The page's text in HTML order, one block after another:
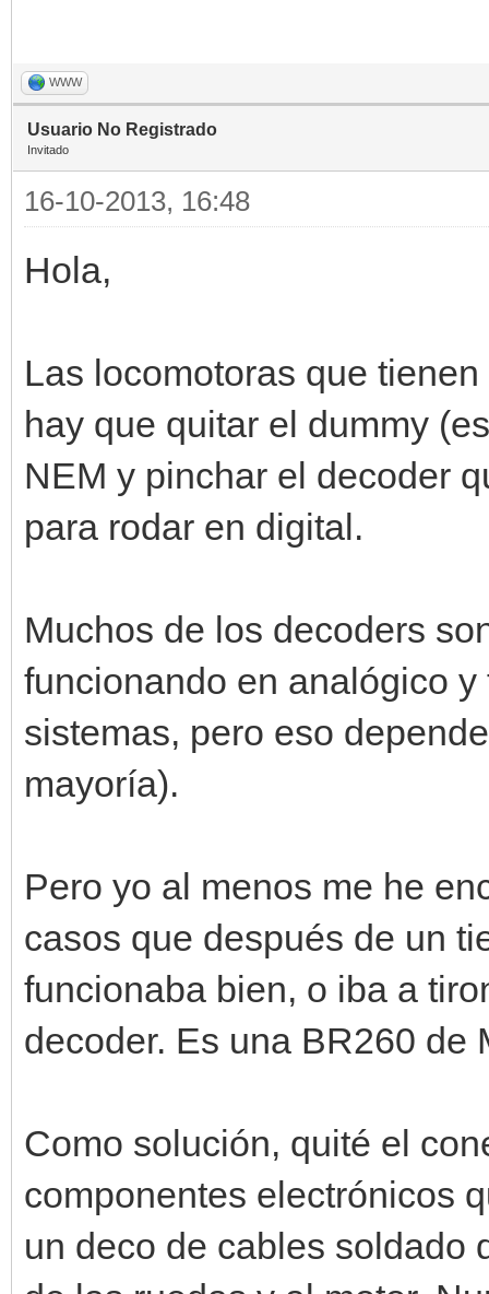
WWW
Usuario No Registrado
Invitado
16-10-2013, 16:48
Hola,
Las locomotoras que
hay que quitar el dummy
NEM y pinchar el decoder
para rodar en digital.
Muchos de los decoders
funcionando en analógico
sistemas, pero eso
mayoría).
Pero yo al menos me he
casos que después de un
funcionaba bien, o iba a
decoder. Es una BR260 de
Como solución, quité el
componentes electrónicos
un deco de cables soldado